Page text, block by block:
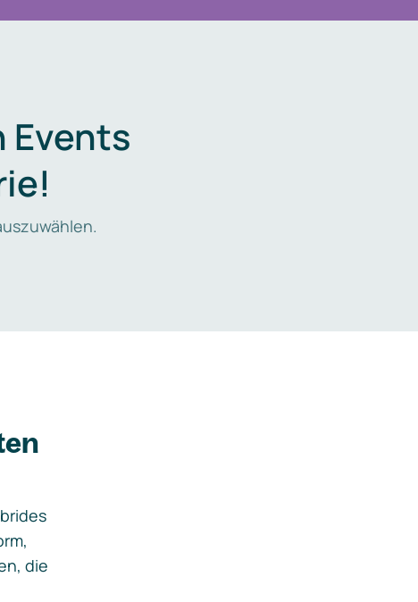
Events
die